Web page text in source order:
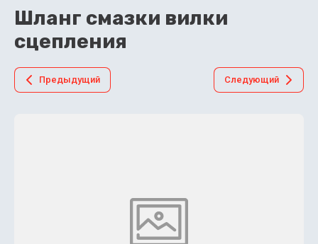
Шланг смазки вилки
сцепления
Предыдущий Следующий